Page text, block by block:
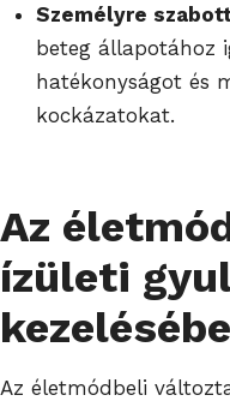
Személyre
beteg állapotához
hatékonyságot és
kockázatokat.
Az
ízületi
Az életmódbeli